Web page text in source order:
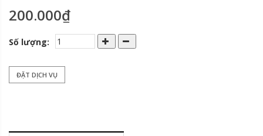
200.000₫
Số lượng:
ĐẶT DỊCH VỤ